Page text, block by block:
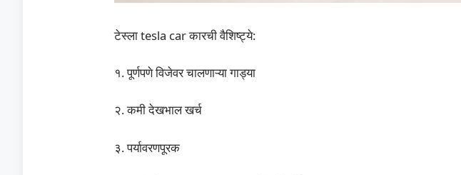
टेस्ला tesla car कारची वैशिष्ट्ये:
१. पूर्णपणे विजेवर चालणाऱ्या गाड्या
२. कमी देखभाल खर्च
३. पर्यावरणपूरक